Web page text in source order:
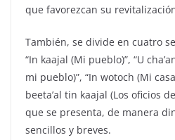
que favorezcan su
También, se divide en cuatro
“In kaajal (Mi pueblo)”, “U
mi pueblo)”, “In wotoch (Mi
beeta’al tin kaajal (Los oficios
que se presenta, de manera
sencillos y breves.